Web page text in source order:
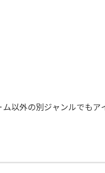
以外の別ジャンルでもア